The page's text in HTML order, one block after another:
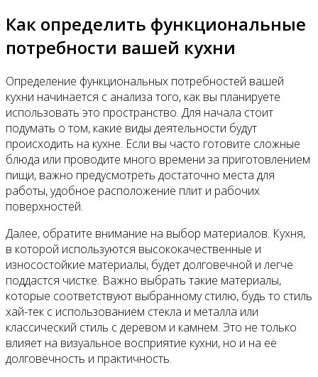
Как определить функциональные
потребности вашей кухни
Определение функциональных потребностей вашей
кухни начинается с анализа того, как вы планируете
использовать это пространство. Для начала стоит
подумать о том, какие виды деятельности будут
происходить на кухне. Если вы часто готовите сложные
блюда или проводите много времени за приготовлением
пищи, важно предусмотреть достаточно места для
работы, удобное расположение плит и рабочих
поверхностей.
Далее, обратите внимание на выбор материалов. Кухня,
в которой используются высококачественные и
износостойкие материалы, будет долговечной и легче
поддастся чистке. Важно выбрать такие материалы,
которые соответствуют выбранному стилю, будь то стиль
хай-тек с использованием стекла и металла или
классический стиль с деревом и камнем. Это не только
влияет на визуальное восприятие кухни, но и на её
долговечность и практичность.